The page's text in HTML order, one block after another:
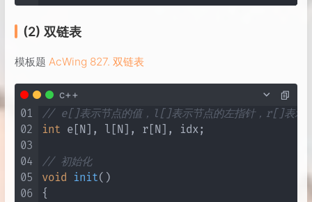
(2) 双链表
模板题 AcWing 827. 双链表
c++
01
02
03
04
05
06
// e[]表示节点的值，l[]表示节点的左指针，r[]表示节
int e[N], l[N], r[N], idx;
// 初始化
void
init()
{